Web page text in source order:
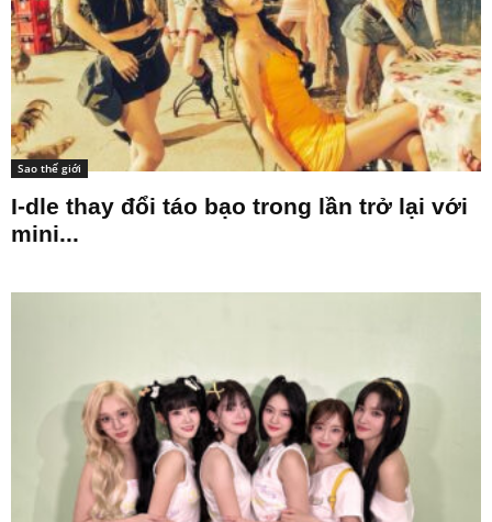
Sao thế giới
I-dle thay đổi táo bạo trong lần trở lại với
mini...